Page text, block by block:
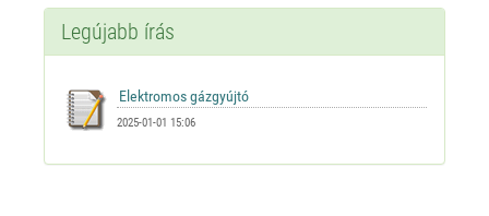
Legújabb írás
2025-01-01 15:06